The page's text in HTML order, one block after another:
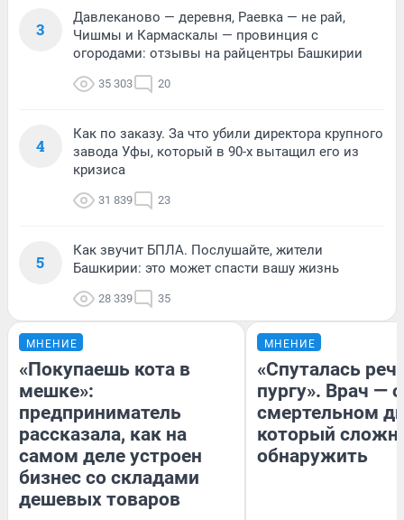
3
Давлеканово — деревня, Раевка — не рай,
Чишмы и Кармаскалы — провинция с
огородами: отзывы на райцентры Башкирии
35 303 20
4
Как по заказу. За что убили директора крупного
завода Уфы, который в 90-х вытащил его из
кризиса
31 839 23
5
Как звучит БПЛА. Послушайте, жители
Башкирии: это может спасти вашу жизнь
28 339 35
МНЕНИЕ
«Покупаешь кота в
мешке»:
предприниматель
рассказала, как на
самом деле устроен
бизнес со складами
дешевых товаров
МНЕНИЕ
«Спуталась
пургу». Врач — о
смертельном
который
обнаружить